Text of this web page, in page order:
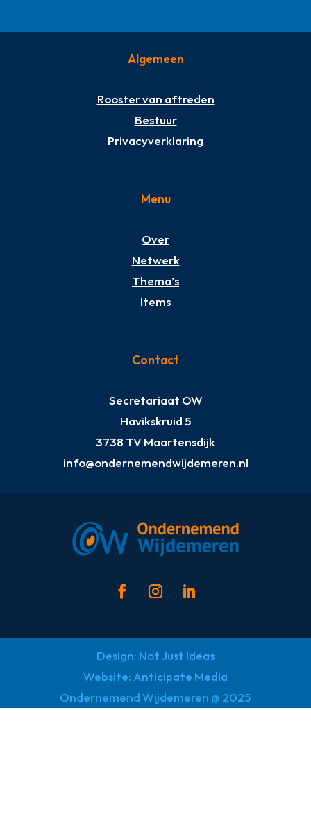
Algemeen
Rooster van aftreden
Bestuur
Privacyverklaring
Menu
Over
Netwerk
Thema’s
Items
Contact
Secretariaat OW
Havikskruid 5
3738 TV Maartensdijk
info@ondernemendwijdemeren.nl
Design: Not Just Ideas
Website: Anticipate Media
Ondernemend Wijdemeren @ 2025